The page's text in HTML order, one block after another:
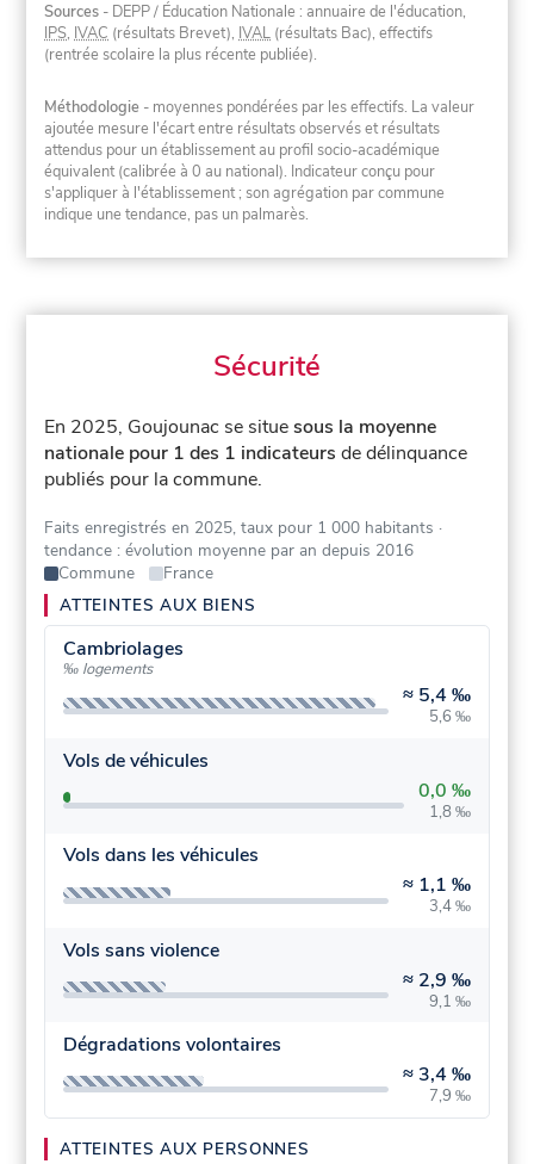
Sources - DEPP / Éducation Nationale : annuaire de l'éducation,
IPS, IVAC (résultats Brevet), IVAL (résultats Bac), effectifs
(rentrée scolaire la plus récente publiée).
Méthodologie - moyennes pondérées par les effectifs. La valeur
ajoutée mesure l'écart entre résultats observés et résultats
attendus pour un établissement au profil socio-académique
équivalent (calibrée à 0 au national). Indicateur conçu pour
s'appliquer à l'établissement ; son agrégation par commune
indique une tendance, pas un palmarès.
Sécurité
En 2025, Goujounac se situesous la moyenne
nationale pour 1 des 1 indicateurs de délinquance
publiés pour la commune.
Faits enregistrés en 2025, taux pour 1 000 habitants ·
tendance : évolution moyenne par an depuis 2016
Commune
France
ATTEINTES AUX BIENS
Cambriolages
‰ logements
≈ 5,4 ‰
5,6 ‰
Vols de véhicules
0,0 ‰
1,8 ‰
Vols dans les véhicules
≈ 1,1 ‰
3,4 ‰
Vols sans violence
≈ 2,9 ‰
9,1 ‰
Dégradations volontaires
≈ 3,4 ‰
7,9 ‰
ATTEINTES AUX PERSONNES